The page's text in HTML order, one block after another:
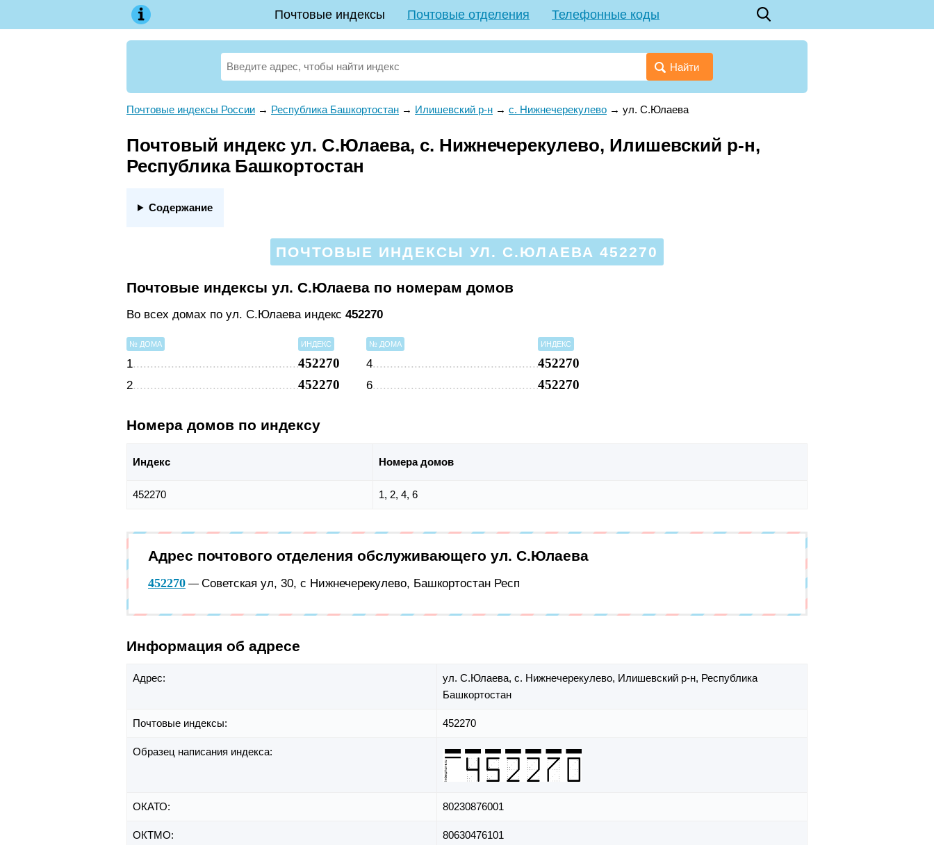
Почтовые индексы Почтовые отделения Телефонные коды
Найти
Почтовые индексы России → Республика Башкортостан → Илишевский р-н → с. Нижнечерекулево → ул. С.Юлаева
Почтовый индекс ул. С.Юлаева, с. Нижнечерекулево, Илишевский р-н,
Республика Башкортостан
Содержание
ПОЧТОВЫЕ ИНДЕКСЫ УЛ. С.ЮЛАЕВА 452270
Почтовые индексы ул. С.Юлаева по номерам домов
Во всех домах по ул. С.Юлаева индекс 452270
№ ДОМА ИНДЕКС
1 452270
2 452270
№ ДОМА ИНДЕКС
4 452270
6 452270
Номера домов по индексу
Индекс Номера домов
452270 1, 2, 4, 6
Адрес почтового отделения обслуживающего ул. С.Юлаева
452270 — Советская ул, 30, с Нижнечерекулево, Башкортостан Респ
Информация об адресе
Адрес: ул. С.Юлаева, с. Нижнечерекулево, Илишевский р-н, Республика
Башкортостан
Почтовые индексы: 452270
Образец написания индекса:
ОКАТО: 80230876001
ОКТМО: 80630476101